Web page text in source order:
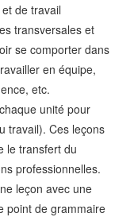
de travail
transversales et
se comporter dans
en équipe,
etc.
unité pour
travail). Ces leçons
le transfert du
professionnelles.
leçon avec une
point de grammaire